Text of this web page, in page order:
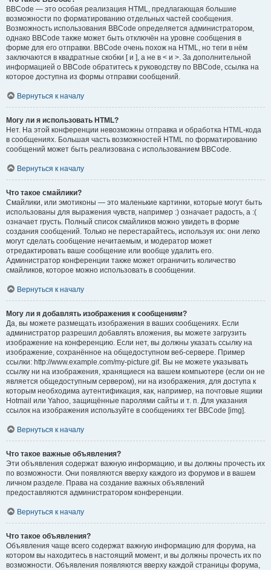
BBCode — это особая реализация HTML, предлагающая большие
возможности по форматированию отдельных частей сообщения.
Возможность использования BBCode определяется администратором,
однако BBCode также может быть отключён на уровне сообщения в
форме для его отправки. BBCode очень похож на HTML, но теги в нём
заключаются в квадратные скобки [ и ], а не в < и >. За дополнительной
информацией о BBCode обратитесь к руководству по BBCode, ссылка на
которое доступна из формы отправки сообщений.
Вернуться к началу
Могу ли я использовать HTML?
Нет. На этой конференции невозможны отправка и обработка HTML-кода
в сообщениях. Большая часть возможностей HTML по форматированию
сообщений может быть реализована с использованием BBCode.
Вернуться к началу
Что такое смайлики?
Смайлики, или эмотиконы — это маленькие картинки, которые могут быть
использованы для выражения чувств, например :) означает радость, а :(
означает грусть. Полный список смайликов можно увидеть в форме
создания сообщений. Только не перестарайтесь, используя их: они легко
могут сделать сообщение нечитаемым, и модератор может
отредактировать ваше сообщение или вообще удалить его.
Администратор конференции также может ограничить количество
смайликов, которое можно использовать в сообщении.
Вернуться к началу
Могу ли я добавлять изображения к сообщениям?
Да, вы можете размещать изображения в ваших сообщениях. Если
администратор разрешил добавлять вложения, вы можете загрузить
изображение на конференцию. Если нет, вы должны указать ссылку на
изображение, сохранённое на общедоступном веб-сервере. Пример
ссылки: http://www.example.com/my-picture.gif. Вы не можете указывать
ссылку ни на изображения, хранящиеся на вашем компьютере (если он не
является общедоступным сервером), ни на изображения, для доступа к
которым необходима аутентификация, как, например, на почтовые ящики
Hotmail или Yahoo, защищённые паролями сайты и т. п. Для указания
ссылок на изображения используйте в сообщениях тег BBCode [img].
Вернуться к началу
Что такое важные объявления?
Эти объявления содержат важную информацию, и вы должны прочесть их
по возможности. Они появляются вверху каждого из форумов и в вашем
личном разделе. Права на создание важных объявлений
предоставляются администратором конференции.
Вернуться к началу
Что такое объявления?
Объявления чаще всего содержат важную информацию для форума, на
котором вы находитесь в настоящий момент, и вы должны прочесть их по
возможности. Объявления появляются вверху каждой страницы форума,